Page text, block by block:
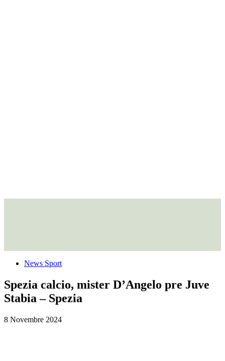
News Sport
Spezia calcio, mister D’Angelo pre Juve
Stabia – Spezia
8 Novembre 2024